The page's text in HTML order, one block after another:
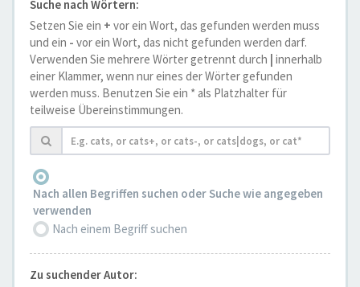
Suche nach Wörtern:
Setzen Sie ein + vor ein Wort, das gefunden werden muss
und ein - vor ein Wort, das nicht gefunden werden darf.
Verwenden Sie mehrere Wörter getrennt durch | innerhalb
einer Klammer, wenn nur eines der Wörter gefunden
werden muss. Benutzen Sie ein * als Platzhalter für
teilweise Übereinstimmungen.
Nach allen Begriffen suchen oder Suche wie angegeben
verwenden
Nach einem Begriff suchen
Zu suchender Autor: